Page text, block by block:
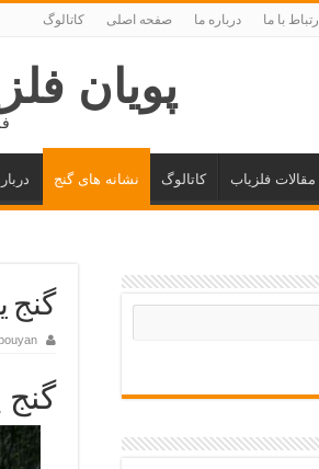
ارتباط با ما درباره ما صفحه اصلی کاتالوگ
پویان فلزیاب
مقالات فلزیاب کاتالوگ نشانه های گنج
گنج
گنج